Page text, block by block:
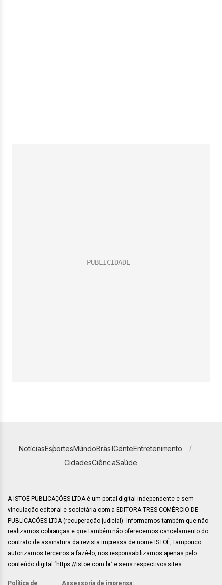
NotíciasEsportesMundoBrasilGenteEntretenimento
CidadesCiênciaSaúde
A ISTOÉ PUBLICAÇÕES LTDA é um portal digital independente e sem
vinculação editorial e societária com a EDITORA TRES COMÉRCIO DE
PUBLICACÕES LTDA (recuperação judicial). Informamos também que não
realizamos cobranças e que também não oferecemos cancelamento do
contrato de assinatura da revista impressa de nome ISTOÉ, tampouco
autorizamos terceiros a fazê-lo, nos responsabilizamos apenas pelo
conteúdo digital “https://istoe.com.br” e seus respectivos sites.
Política de Assessoria de imprensa: